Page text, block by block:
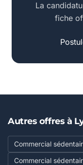
La
fiche
Autres offres à
Commercial
Commercial